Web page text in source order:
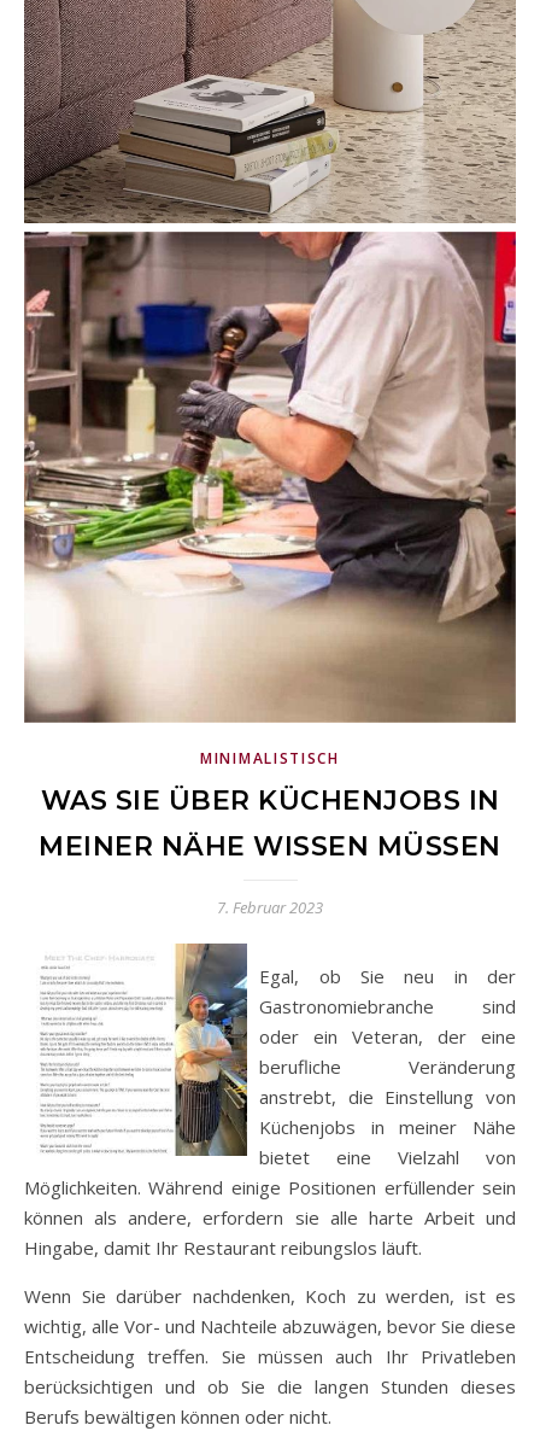
MINIMALISTISCH
WAS SIE ÜBER KÜCHENJOBS IN
MEINER NÄHE WISSEN MÜSSEN
7. Februar 2023
Egal, ob Sie neu in der
Gastronomiebranche sind
oder ein Veteran, der eine
berufliche Veränderung
anstrebt, die Einstellung von
Küchenjobs in meiner Nähe
bietet eine Vielzahl von
Möglichkeiten. Während einige Positionen erfüllender sein
können als andere, erfordern sie alle harte Arbeit und
Hingabe, damit Ihr Restaurant reibungslos läuft.
Wenn Sie darüber nachdenken, Koch zu werden, ist es
wichtig, alle Vor- und Nachteile abzuwägen, bevor Sie diese
Entscheidung treffen. Sie müssen auch Ihr Privatleben
berücksichtigen und ob Sie die langen Stunden dieses
Berufs bewältigen können oder nicht.